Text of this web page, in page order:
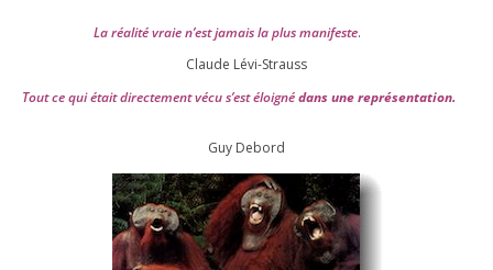
La réa­lité vraie n’est jamais la plus mani­feste.
Claude Lévi-Strauss
Tout ce qui était direc­te­ment vécu s’est éloi­gnédans une repré­sen­ta­tion.
Guy Debord